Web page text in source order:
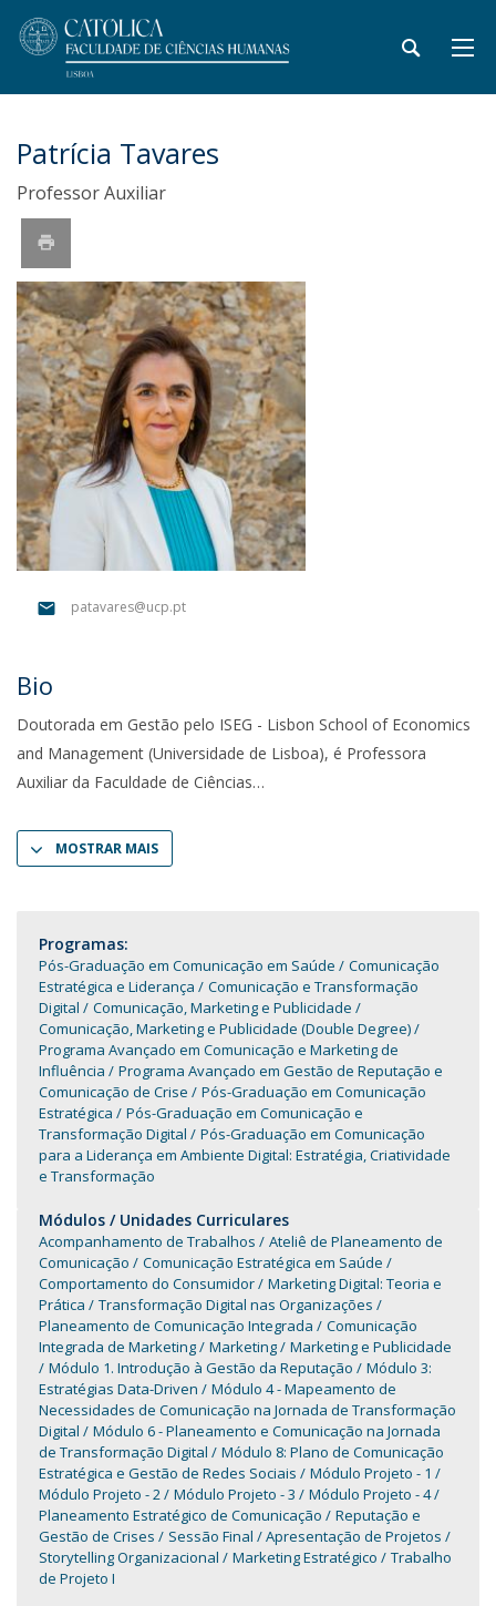
Patrícia Tavares
Professor Auxiliar
patavares@ucp.pt
Bio
Doutorada em Gestão pelo ISEG - Lisbon School of Economics
and Management (Universidade de Lisboa), é Professora
Auxiliar da Faculdade de Ciências
MOSTRAR MAIS
Programas:
Pós-Graduação em Comunicação em Saúde
Comunicação
Estratégica e Liderança
Comunicação e Transformação
Digital
Comunicação, Marketing e Publicidade
Comunicação, Marketing e Publicidade (Double Degree)
Programa Avançado em Comunicação e Marketing de
Influência
Programa Avançado em Gestão de Reputação e
Comunicação de Crise
Pós-Graduação em Comunicação
Estratégica
Pós-Graduação em Comunicação e
Transformação Digital
Pós-Graduação em Comunicação
para a Liderança em Ambiente Digital: Estratégia, Criatividade
e Transformação
Módulos / Unidades Curriculares
Acompanhamento de Trabalhos
Ateliê de Planeamento de
Comunicação
Comunicação Estratégica em Saúde
Comportamento do Consumidor
Marketing Digital: Teoria e
Prática
Transformação Digital nas Organizações
Planeamento de Comunicação Integrada
Comunicação
Integrada de Marketing
Marketing
Marketing e Publicidade
Módulo 1. Introdução à Gestão da Reputação
Módulo 3:
Estratégias Data-Driven
Módulo 4 - Mapeamento de
Necessidades de Comunicação na Jornada de Transformação
Digital
Módulo 6 - Planeamento e Comunicação na Jornada
de Transformação Digital
Módulo 8: Plano de Comunicação
Estratégica e Gestão de Redes Sociais
Módulo Projeto - 1
Módulo Projeto - 2
Módulo Projeto - 3
Módulo Projeto - 4
Planeamento Estratégico de Comunicação
Reputação e
Gestão de Crises
Sessão Final / Apresentação de Projetos
Storytelling Organizacional
Marketing Estratégico
Trabalho
de Projeto I